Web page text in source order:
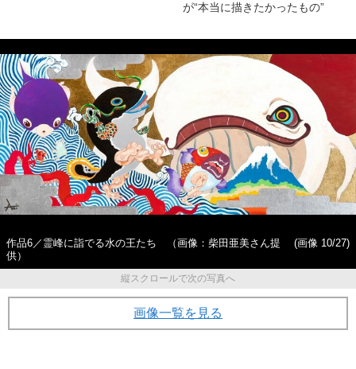
が“本当に描きたかったもの”
作品6／霊峰に詣でる水の王たち （画像：柴田亜美さん提
供）
(画像 10/27)
縦スクロールで次の写真へ
画像一覧を見る